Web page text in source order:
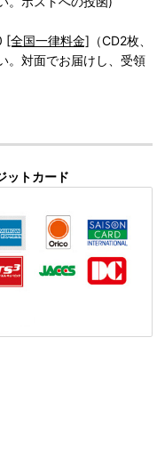
[全国一律料金] （CD2枚、
。対面でお届けし、受領
ットカード